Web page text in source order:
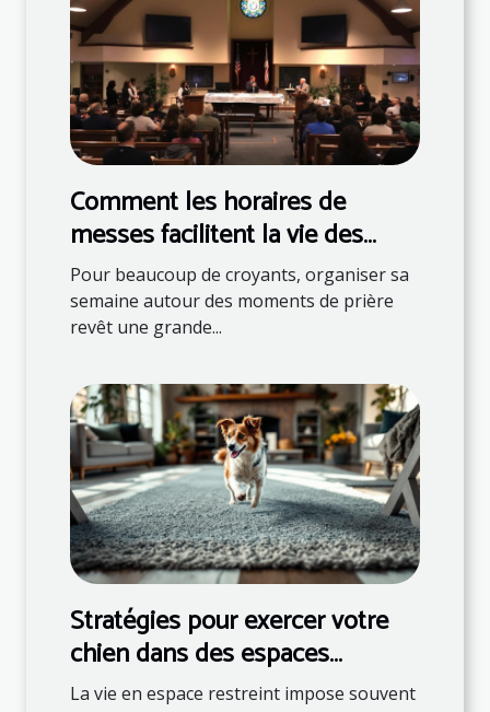
Comment les horaires de
messes facilitent la vie des
fidèles ?
Pour beaucoup de croyants, organiser sa
semaine autour des moments de prière
revêt une grande...
Stratégies pour exercer votre
chien dans des espaces
restreints
La vie en espace restreint impose souvent